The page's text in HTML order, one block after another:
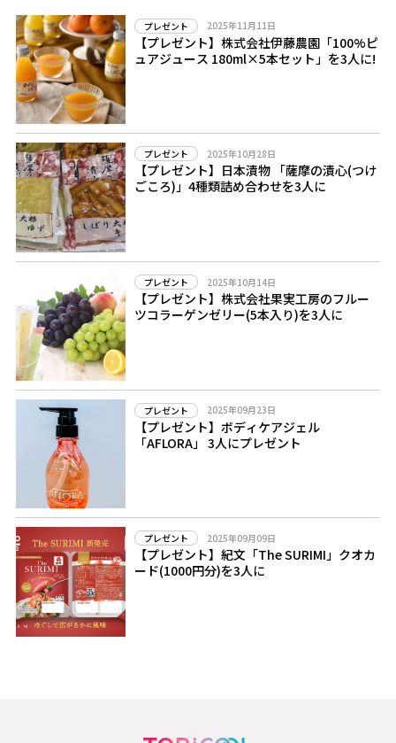
プレゼント 2025年11月11日
【プレゼント】株式会社伊藤農園「100%ピ
ュアジュース 180ml×5本セット」を3人に!
プレゼント 2025年10月28日
【プレゼント】日本漬物 「薩摩の漬心(つけ
ごころ)」4種類詰め合わせを3人に
プレゼント 2025年10月14日
【プレゼント】株式会社果実工房のフルー
ツコラーゲンゼリー(5本入り)を3人に
プレゼント 2025年09月23日
【プレゼント】ボディケアジェル
「AFLORA」 3人にプレゼント
プレゼント 2025年09月09日
【プレゼント】紀文「The SURIMI」クオカ
ード(1000円分)を3人に